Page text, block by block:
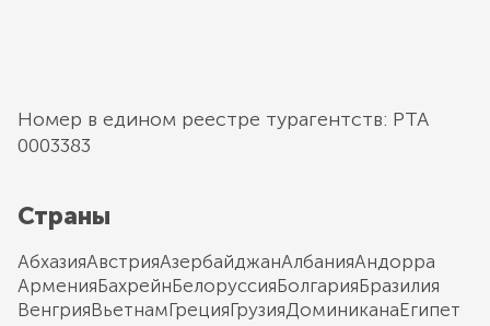
Номер в едином реестре турагентств: РТА
0003383
Страны
АбхазияАвстрияАзербайджанАлбанияАндорра
АрменияБахрейнБелоруссияБолгарияБразилия
ВенгрияВьетнамГрецияГрузияДоминиканаЕгипет